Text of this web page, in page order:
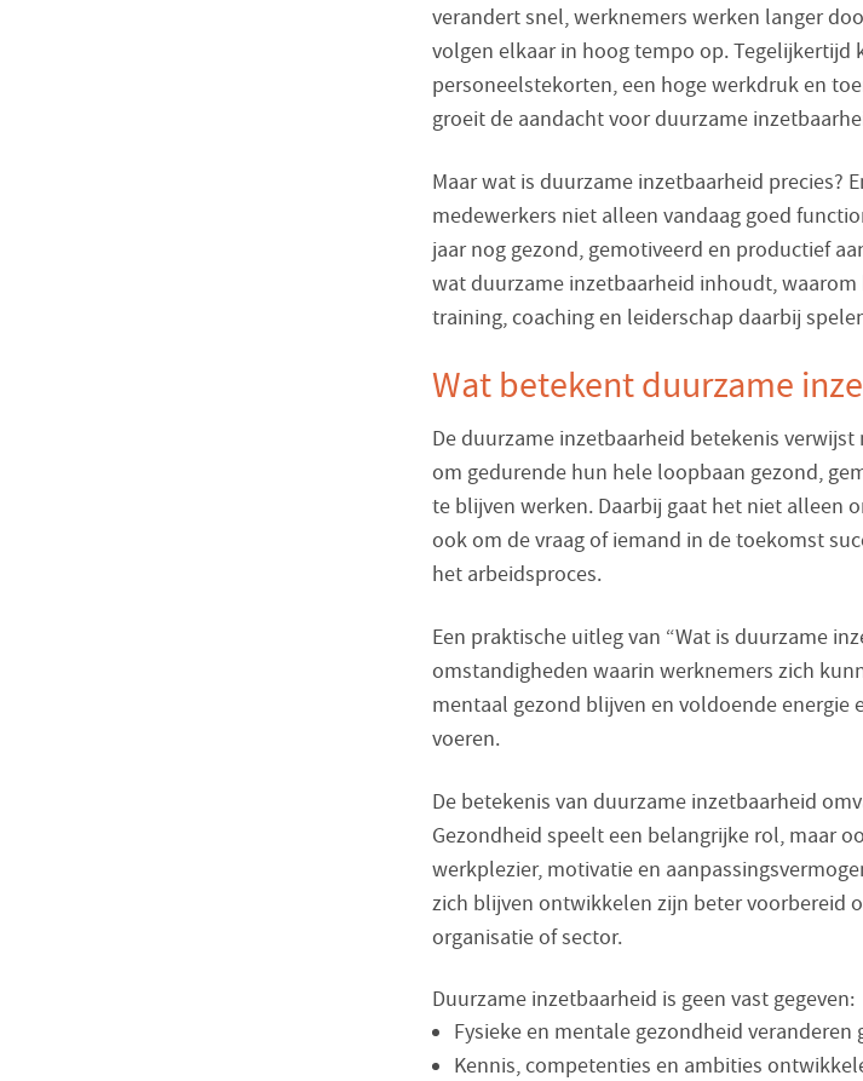
verandert snel, werknemers werken langer
volgen elkaar in hoog tempo op. Tegelijkertijd
personeelstekorten, een hoge werkdruk en
groeit de aandacht voor duurzame
Maar wat is duurzame inzetbaarheid precies?
medewerkers niet alleen vandaag goed
jaar nog gezond, gemotiveerd en productief
wat duurzame inzetbaarheid inhoudt,
training, coaching en leiderschap daarbij
Wat betekent duurzame
De duurzame inzetbaarheid betekenis
om gedurende hun hele loopbaan gezond,
te blijven werken. Daarbij gaat het niet alleen
ook om de vraag of iemand in de toekomst
het arbeidsproces.
Een praktische uitleg van “Wat is duurzame
omstandigheden waarin werknemers zich
mentaal gezond blijven en voldoende energie
voeren.
De betekenis van duurzame inzetbaarheid
Gezondheid speelt een belangrijke rol, maar
werkplezier, motivatie en
zich blijven ontwikkelen zijn beter voorbereid
organisatie of sector.
Duurzame inzetbaarheid is geen vast gegeven:
Fysieke en mentale gezondheid
Kennis, competenties en ambities